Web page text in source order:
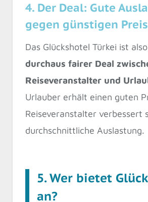
4. Der Deal: Gute
gegen günstigen Preis
Das Glückshotel Türkei ist also
durchaus fairer Deal
Reiseveranstalter und
Urlauber erhält einen guten
Reiseveranstalter verbessert
durchschnittliche Auslastung.
5. Wer bietet
an?